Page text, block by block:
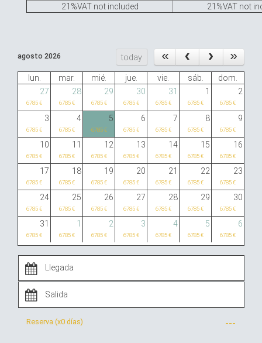
21%VAT not included
21%VAT not
agosto 2026 today
lun. mar. mié. jue. vie. sáb.
dom.
27
28 29 30 31 1 2
6785 € 6785 € 6785 € 6785 € 6785 € 6785 € 6785 €
3 4 5 6 7 8 9
6785 € 6785 € 6785 € 6785 € 6785 € 6785 € 6785 €
10 11 12 13 14 15 16
6785 € 6785 € 6785 € 6785 € 6785 € 6785 € 6785 €
17 18 19 20 21 22 23
6785 € 6785 € 6785 € 6785 € 6785 € 6785 € 6785 €
24 25 26 27 28 29 30
6785 € 6785 € 6785 € 6785 € 6785 € 6785 € 6785 €
31 1 2 3 4 5 6
6785 € 6785 € 6785 € 6785 € 6785 € 6785 € 6785 €
Reserva (x0 días) ---